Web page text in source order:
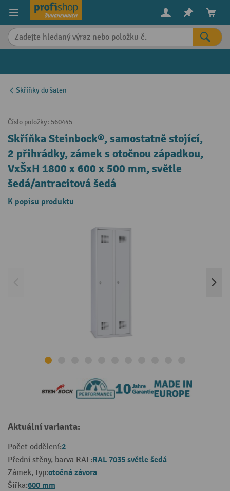
content
Skříňky do šaten
Číslo položky: 560445
Skříňka Steinbock®, samostatně stojící,
2 přihrádky, zámek s otočnou západkou,
VxŠxH 1800 x 600 x 500 mm, světle
šedá/antracitová šedá
K popisu produktu
Aktuální varianta:
Počet oddělení:2
Přední stěny, barva RAL:RAL 7035 světle šedá
Zámek, typ:otočná závora
Šířka:600 mm